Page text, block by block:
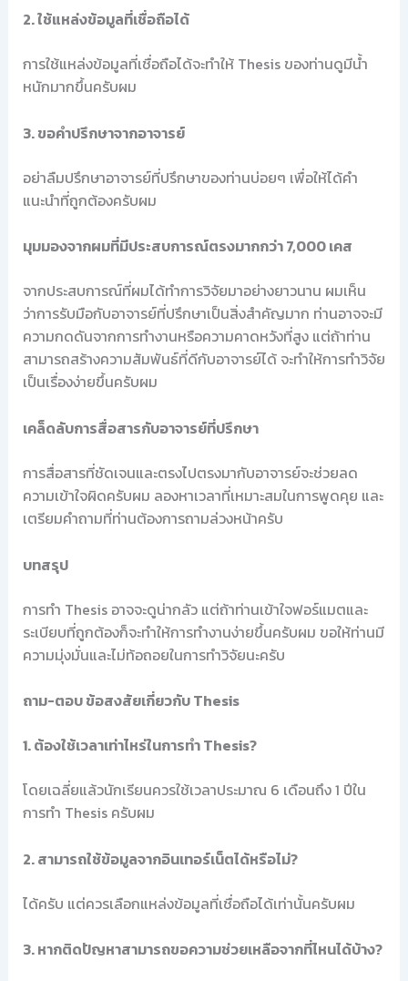
2. ใช้แหล่งข้อมูลที่เชื่อถือได้
การใช้แหล่งข้อมูลที่เชื่อถือได้จะทำให้ Thesis ของท่านดูมีน้ำ
หนักมากขึ้นครับผม
3. ขอคำปรึกษาจากอาจารย์
อย่าลืมปรึกษาอาจารย์ที่ปรึกษาของท่านบ่อยๆ เพื่อให้ได้คำ
แนะนำที่ถูกต้องครับผม
มุมมองจากผมที่มีประสบการณ์ตรงมากกว่า 7,000 เคส
จากประสบการณ์ที่ผมได้ทำการวิจัยมาอย่างยาวนาน ผมเห็น
ว่าการรับมือกับอาจารย์ที่ปรึกษาเป็นสิ่งสำคัญมาก ท่านอาจจะมี
ความกดดันจากการทำงานหรือความคาดหวังที่สูง แต่ถ้าท่าน
สามารถสร้างความสัมพันธ์ที่ดีกับอาจารย์ได้ จะทำให้การทำวิจัย
เป็นเรื่องง่ายขึ้นครับผม
เคล็ดลับการสื่อสารกับอาจารย์ที่ปรึกษา
การสื่อสารที่ชัดเจนและตรงไปตรงมากับอาจารย์จะช่วยลด
ความเข้าใจผิดครับผม ลองหาเวลาที่เหมาะสมในการพูดคุย และ
เตรียมคำถามที่ท่านต้องการถามล่วงหน้าครับ
บทสรุป
การทำ Thesis อาจจะดูน่ากลัว แต่ถ้าท่านเข้าใจฟอร์แมตและ
ระเบียบที่ถูกต้องก็จะทำให้การทำงานง่ายขึ้นครับผม ขอให้ท่านมี
ความมุ่งมั่นและไม่ท้อถอยในการทำวิจัยนะครับ
ถาม-ตอบ ข้อสงสัยเกี่ยวกับ Thesis
1. ต้องใช้เวลาเท่าไหร่ในการทำ Thesis?
โดยเฉลี่ยแล้วนักเรียนควรใช้เวลาประมาณ 6 เดือนถึง 1 ปีใน
การทำ Thesis ครับผม
2. สามารถใช้ข้อมูลจากอินเทอร์เน็ตได้หรือไม่?
ได้ครับ แต่ควรเลือกแหล่งข้อมูลที่เชื่อถือได้เท่านั้นครับผม
3. หากติดปัญหาสามารถขอความช่วยเหลือจากที่ไหนได้บ้าง?